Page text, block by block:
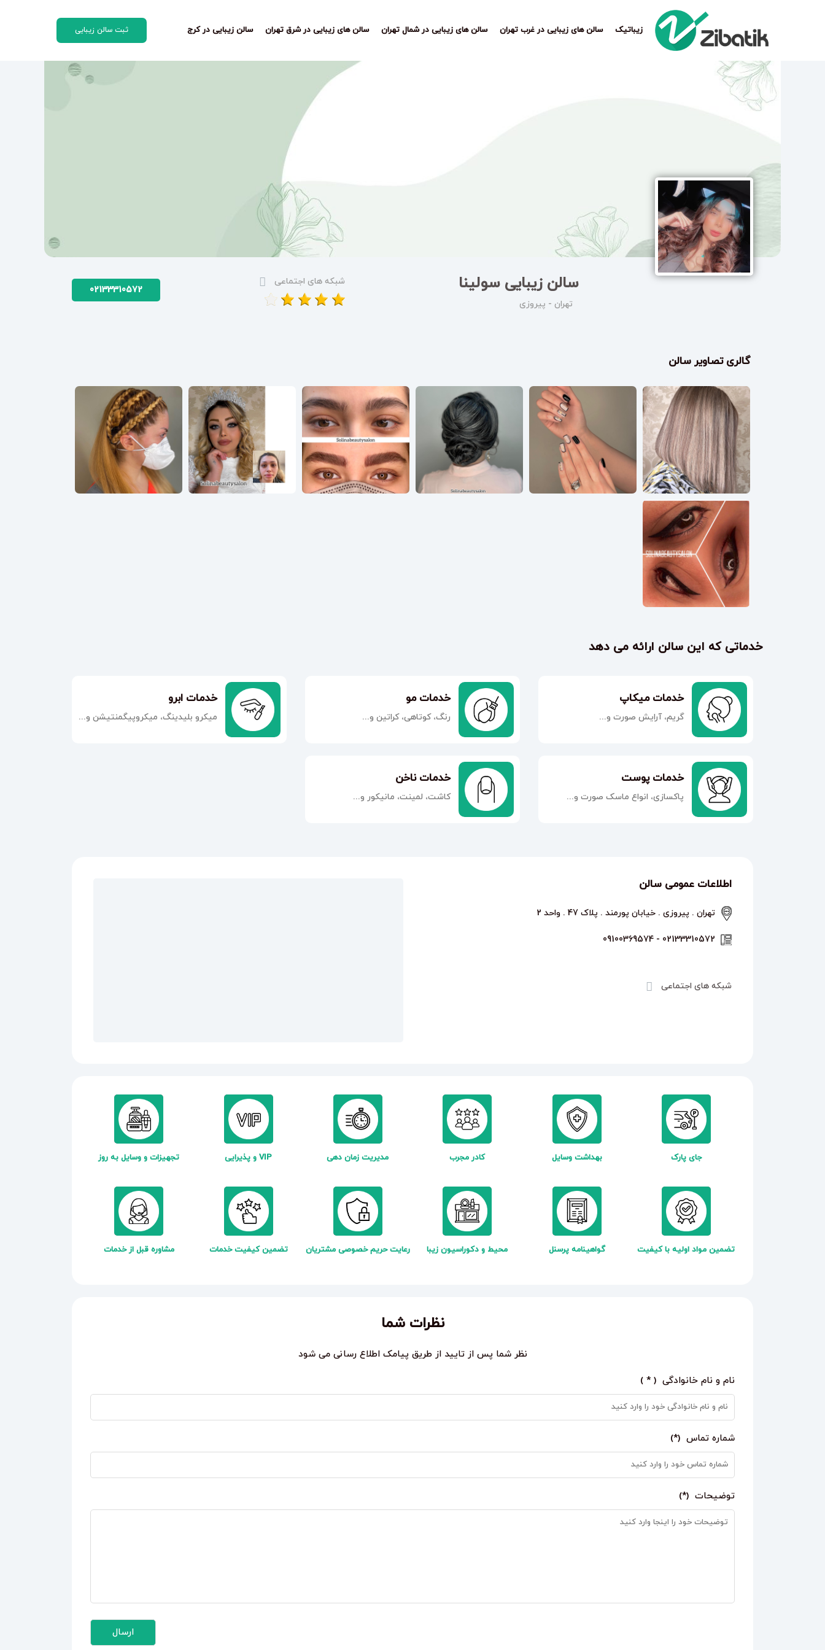
زیباتیک سالن های زیبایی در غرب تهران سالن های زیبایی در شمال تهران سالن های زیبایی در شرق تهران سالن زیبایی در کرج ثبت سالن زیبایی
سالن زیبایى سولینا
تهران - پیروزی
شبکه های اجتماعی
02133310572
گالری تصاویر سالن
خدماتی که این سالن ارائه می دهد
خدمات میکاپ
گریم، آرایش صورت و...
خدمات مو
رنگ، کوتاهی، کراتین و...
خدمات ابرو
میکرو بلیدینگ، میکروپیگمنتیشن و...
خدمات پوست
پاکسازی، انواع ماسک صورت و...
خدمات ناخن
کاشت، لمینت، مانیکور و...
اطلاعات عمومی سالن
تهران . پیروزی . خیابان پورمند . پلاک 47 . واحد 2
02133310572 - 09100369574
شبکه های اجتماعی
جای پارک بهداشت وسایل کادر مجرب مدیریت زمان دهی VIP و پذیرایی تجهیزات و وسایل به روز
تضمین مواد اولیه با کیفیت گواهینامه پرسنل محیط و دکوراسیون زیبا رعایت حریم خصوصی مشتریان تضمین کیفیت خدمات مشاوره قبل از خدمات
نظرات شما
نظر شما پس از تایید از طریق پیامک اطلاع رسانی می شود
نام و نام خانوادگی ( * )
شماره تماس (*)
توضیحات (*)